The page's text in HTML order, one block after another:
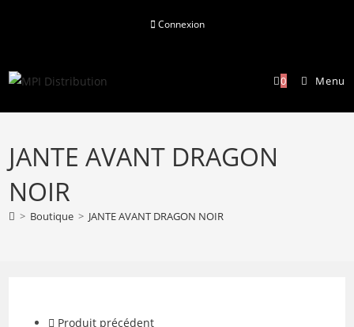
Connexion
0 Menu
JANTE AVANT DRAGON
NOIR
> Boutique > JANTE AVANT DRAGON NOIR
Produit précédent